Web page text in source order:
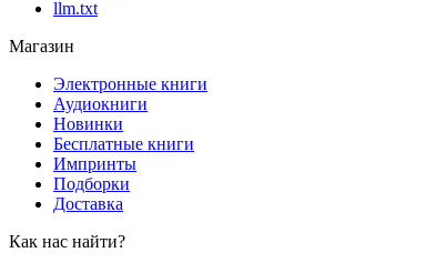
llm.txt
Магазин
Электронные книги
Аудиокниги
Новинки
Бесплатные книги
Импринты
Подборки
Доставка
Как нас найти?